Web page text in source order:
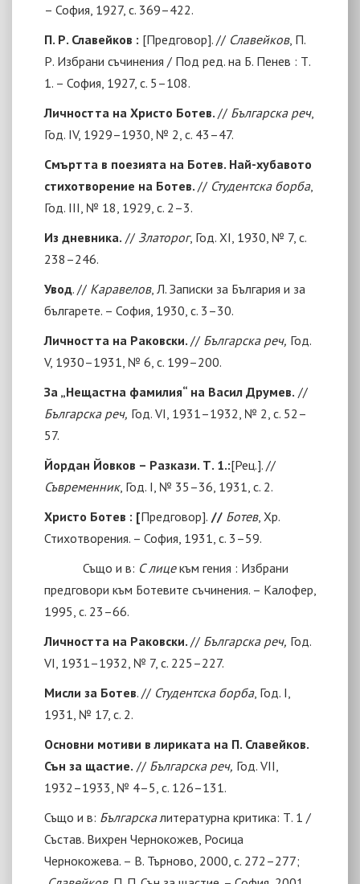
– София, 1927, с. 369–422.
П. Р. Славейков : [Предговор]. // Славейков, П.
Р. Избрани съчинения / Под ред. на Б. Пенев : Т.
1. – София, 1927, с. 5–108.
Личността на Христо Ботев. // Българска реч,
Год. IV, 1929–1930, № 2, с. 43–47.
Смъртта в поезията на Ботев. Най-хубавото
стихотворение на Ботев. // Студентска борба,
Год. III, № 18, 1929, с. 2–3.
Из дневника. // Златорог, Год. ХI, 1930, № 7, с.
238–246.
Увод. // Каравелов, Л. Записки за България и за
българете. – София, 1930, с. 3–30.
Личността на Раковски. // Българска реч, Год.
V, 1930–1931, № 6, с. 199–200.
За „Нещастна фамилия“ на Васил Друмев. //
Българска реч, Год. VI, 1931–1932, № 2, с. 52–
57.
Йордан Йовков – Разкази. Т. 1.:[Рец.]. //
Съвременник, Год. I, № 35–36, 1931, с. 2.
Христо Ботев : [Предговор]. // Ботев, Хр.
Стихотворения. – София, 1931, с. 3–59.
Също и в: С лицекъм гения : Избрани
предговори към Ботевите съчинения. – Калофер,
1995, с. 23–66.
Личността на Раковски. // Българска реч, Год.
VI, 1931–1932, № 7, с. 225–227.
Мисли за Ботев. // Студентска борба, Год. I,
1931, № 17, с. 2.
Основни мотиви в лириката на П. Славейков.
Сън за щастие. // Българска реч, Год. VII,
1932–1933, № 4–5, с. 126–131.
Също и в: Българскалитературна критика: Т. 1 /
Състав. Вихрен Чернокожев, Росица
Чернокожева. – В. Търново, 2000, с. 272–277;